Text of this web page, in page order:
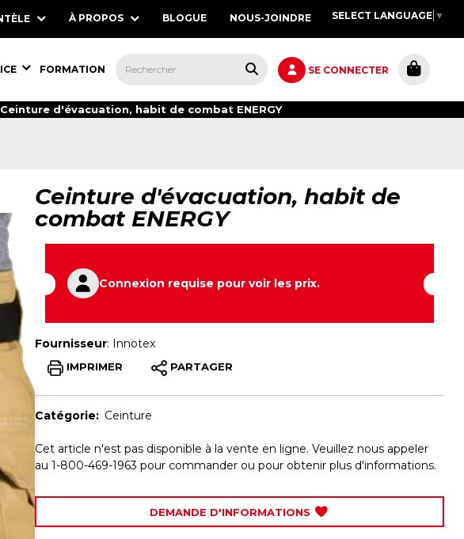
À PROPOS BLOGUE NOUS-JOINDRE SELECT LANGUAGE ▼
SE CONNECTER
ÉQUIPEMENTS,
FORMATION
Ceinture d'évacuation, habit de combat ENERGY
Ceinture d'évacuation, habit de
combat ENERGY
Connexion requise pour voir les prix.
Fournisseur: Innotex
IMPRIMER PARTAGER
Catégorie: Ceinture
Cet article n'est pas disponible à la vente en ligne. Veuillez nous appeler
au 1-800-469-1963 pour commander ou pour obtenir plus d'informations.
DEMANDE D'INFORMATIONS